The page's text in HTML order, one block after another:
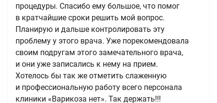
процедуры. Спасибо ему большое, что помог
в кратчайшие сроки решить мой вопрос.
Планирую и дальше контролировать эту
проблему у этого врача. Уже порекомендовала
своим подругам этого замечательного врача,
и они уже записались к нему на прием.
Хотелось бы так же отметить слаженную
и профессиональную работу всего персонала
клиники «Варикоза нет». Так держать!!!